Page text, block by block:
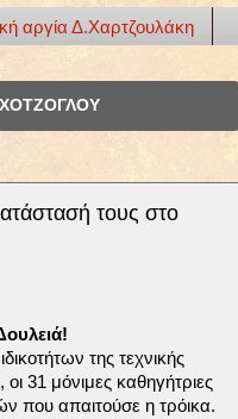
αργία Δ.Χαρτζουλάκη
τους στο
της τεχνικής
31 μόνιμες καθηγήτριες
που απαιτούσε η τρόικα.